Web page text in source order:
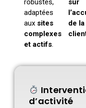
robustes,
adaptées
aux sites
complexes
et actifs.
sur
de la
d’activité